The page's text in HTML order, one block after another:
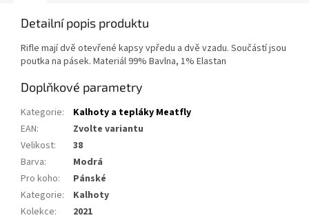
Detailní popis produktu
Rifle mají dvě otevřené kapsy vpředu a dvě vzadu. Součástí jsou
poutka na pásek. Materiál 99% Bavlna, 1% Elastan
Doplňkové parametry
Kategorie:
Kalhoty a tepláky Meatfly
EAN:
Zvolte variantu
Velikost:
38
Barva:
Modrá
Pro koho:
Pánské
Kategorie:
Kalhoty
Kolekce:
2021